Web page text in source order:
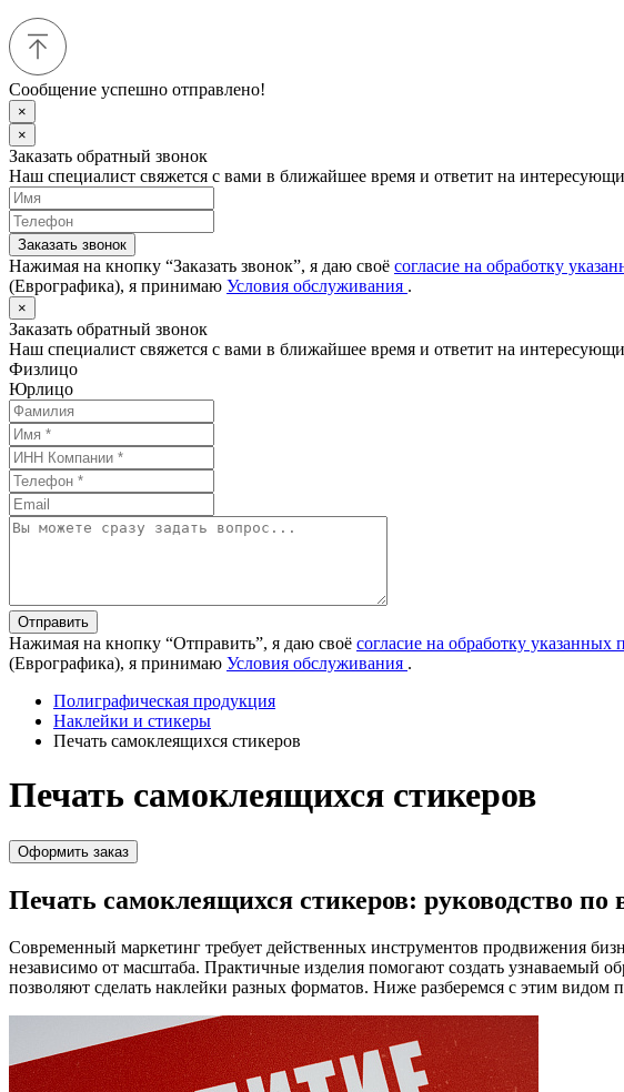
Сообщение успешно отправлено!
×
×
Заказать обратный звонок
Наш специалист свяжется с вами в ближайшее время и ответит на
Заказать звонок
Нажимая на кнопку “Заказать звонок”, я даю своё согласие на обработку
(Еврографика), я принимаю Условия обслуживания .
×
Заказать обратный звонок
Наш специалист свяжется с вами в ближайшее время и ответит на
Физлицо
Юрлицо
Отправить
Нажимая на кнопку “Отправить”, я даю своё согласие на обработку
(Еврографика), я принимаю Условия обслуживания .
Полиграфическая продукция
Наклейки и стикеры
Печать самоклеящихся стикеров
Печать самоклеящихся стикеров
Оформить заказ
Печать самоклеящихся стикеров: руководство по
Современный маркетинг требует действенных инструментов продвижения
независимо от масштаба. Практичные изделия помогают создать узнаваемый
позволяют сделать наклейки разных форматов. Ниже разберемся с этим видом